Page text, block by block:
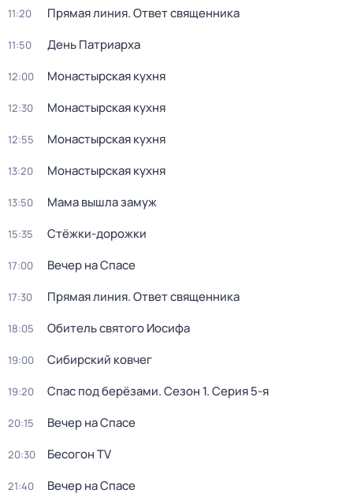
11:20 Прямая линия. Ответ священника
11:50 День Патриарха
12:00 Монастырская кухня
12:30 Монастырская кухня
12:55 Монастырская кухня
13:20 Монастырская кухня
13:50 Мама вышла замуж
15:35 Стёжки-дорожки
17:00 Вечер на Спасе
17:30 Прямая линия. Ответ священника
18:05 Обитель святого Иосифа
19:00 Сибирский ковчег
19:20 Спас под берёзами. Сезон 1. Серия 5-я
20:15 Вечер на Спасе
20:30 Бесогон TV
21:40 Вечер на Спасе